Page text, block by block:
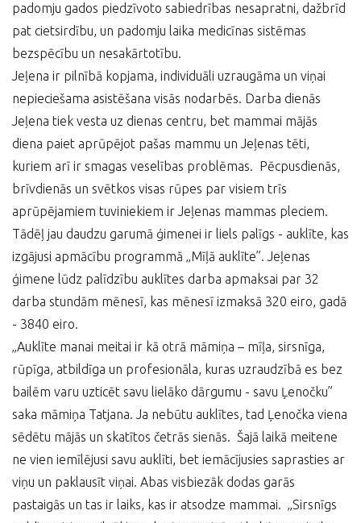
padomju gados piedzīvoto sabiedrības nesapratni, dažbrīd
pat cietsirdību, un padomju laika medicīnas sistēmas
bezspēcību un nesakārtotību.
Jeļena ir pilnībā kopjama, individuāli uzraugāma un viņai
nepieciešama asistēšana visās nodarbēs. Darba dienās
Jeļena tiek vesta uz dienas centru, bet mammai mājās
diena paiet aprūpējot pašas mammu un Jeļenas tēti,
kuriem arī ir smagas veselības problēmas. Pēcpusdienās,
brīvdienās un svētkos visas rūpes par visiem trīs
aprūpējamiem tuviniekiem ir Jeļenas mammas pleciem.
Tādēļ jau daudzu garumā ģimenei ir liels palīgs - auklīte, kas
izgājusi apmācību programmā „Mīļā auklīte”. Jeļenas
ģimene lūdz palīdzību auklītes darba apmaksai par 32
darba stundām mēnesī, kas mēnesī izmaksā 320 eiro, gadā
- 3840 eiro.
„Auklīte manai meitai ir kā otrā māmiņa – mīļa, sirsnīga,
rūpīga, atbildīga un profesionāla, kuras uzraudzībā es bez
bailēm varu uzticēt savu lielāko dārgumu - savu Ļenočku”
saka māmiņa Tatjana. Ja nebūtu auklītes, tad Ļenočka viena
sēdētu mājās un skatītos četrās sienās. Šajā laikā meitene
ne vien iemīlējusi savu auklīti, bet iemācījusies saprasties ar
viņu un paklausīt viņai. Abas visbiezāk dodas garās
pastaigās un tas ir laiks, kas ir atsodze mammai. „Sirsnīgs